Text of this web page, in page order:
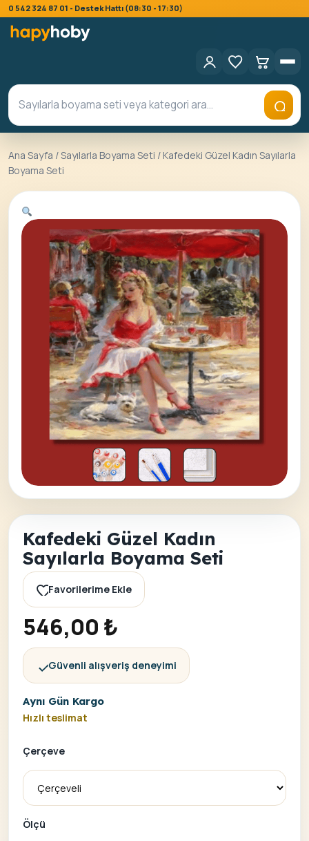
0 542 324 87 01 - Destek Hattı (08:30 - 17:30)
Ana Sayfa /Sayılarla Boyama Seti / Kafedeki Güzel Kadın Sayılarla
Boyama Seti
Kafedeki Güzel Kadın
Sayılarla Boyama Seti
Favorilerime Ekle
546,00 ₺
Güvenli alışveriş deneyimi
Aynı Gün Kargo
Hızlı teslimat
Çerçeve
Ölçü